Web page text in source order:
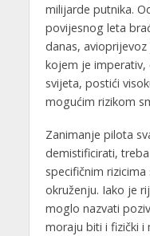
milijarde putnika.
povijesnog leta
danas,
kojem je imperativ,
svijeta, postići
mogućim rizikom
Zanimanje pilota
demistificirati,
specifičnim
okruženju. Iako je
moglo nazvati
moraju biti i fizički